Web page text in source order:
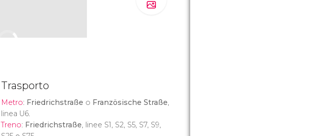
Trasporto
Metro: Friedrichstraße o Französische Straße,
linea U6.
Treno: Friedrichstraße, linee S1, S2, S5, S7, S9,